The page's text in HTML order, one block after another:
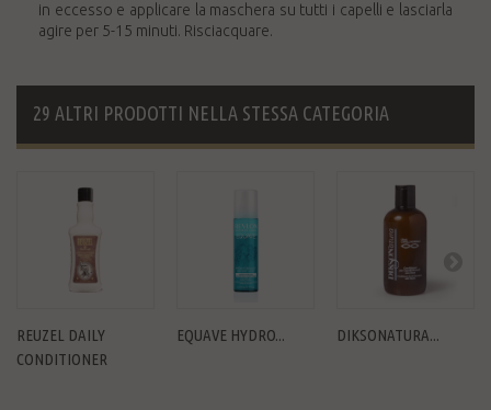
in eccesso e applicare la maschera su tutti i capelli e lasciarla
agire per 5-15 minuti. Risciacquare.
29 ALTRI PRODOTTI NELLA STESSA CATEGORIA
REUZEL DAILY
CONDITIONER
EQUAVE HYDRO... DIKSONATURA...